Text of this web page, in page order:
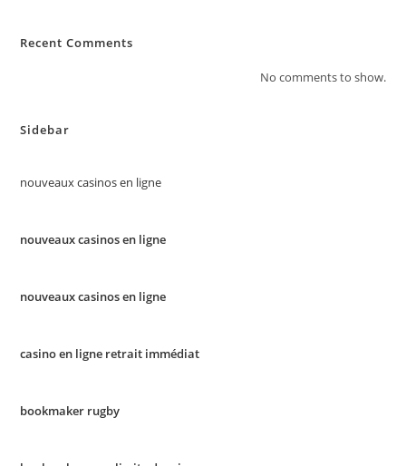
Recent Comments
No comments to show.
Sidebar
nouveaux casinos en ligne
nouveaux casinos en ligne
nouveaux casinos en ligne
casino en ligne retrait immédiat
bookmaker rugby